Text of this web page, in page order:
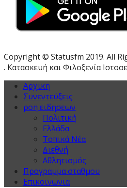
Copyright © Statusfm 2019. All
. Κατασκευή και Φιλοξενία
Αρχικη
Συνεντεύξεις
ροη ειδησεων
Πολιτική
Ελλάδα
Τοπικά Νέα
Διεθνή
Αθλητισμός
Προγραμμα σταθμου
Επικοινωνια